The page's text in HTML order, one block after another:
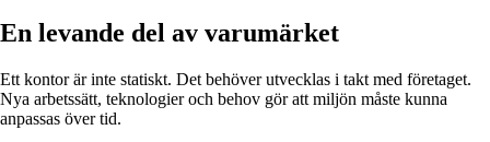
En levande del av varumärket
Ett kontor är inte statiskt. Det behöver utvecklas i takt med företaget.
Nya arbetssätt, teknologier och behov gör att miljön måste kunna
anpassas över tid.